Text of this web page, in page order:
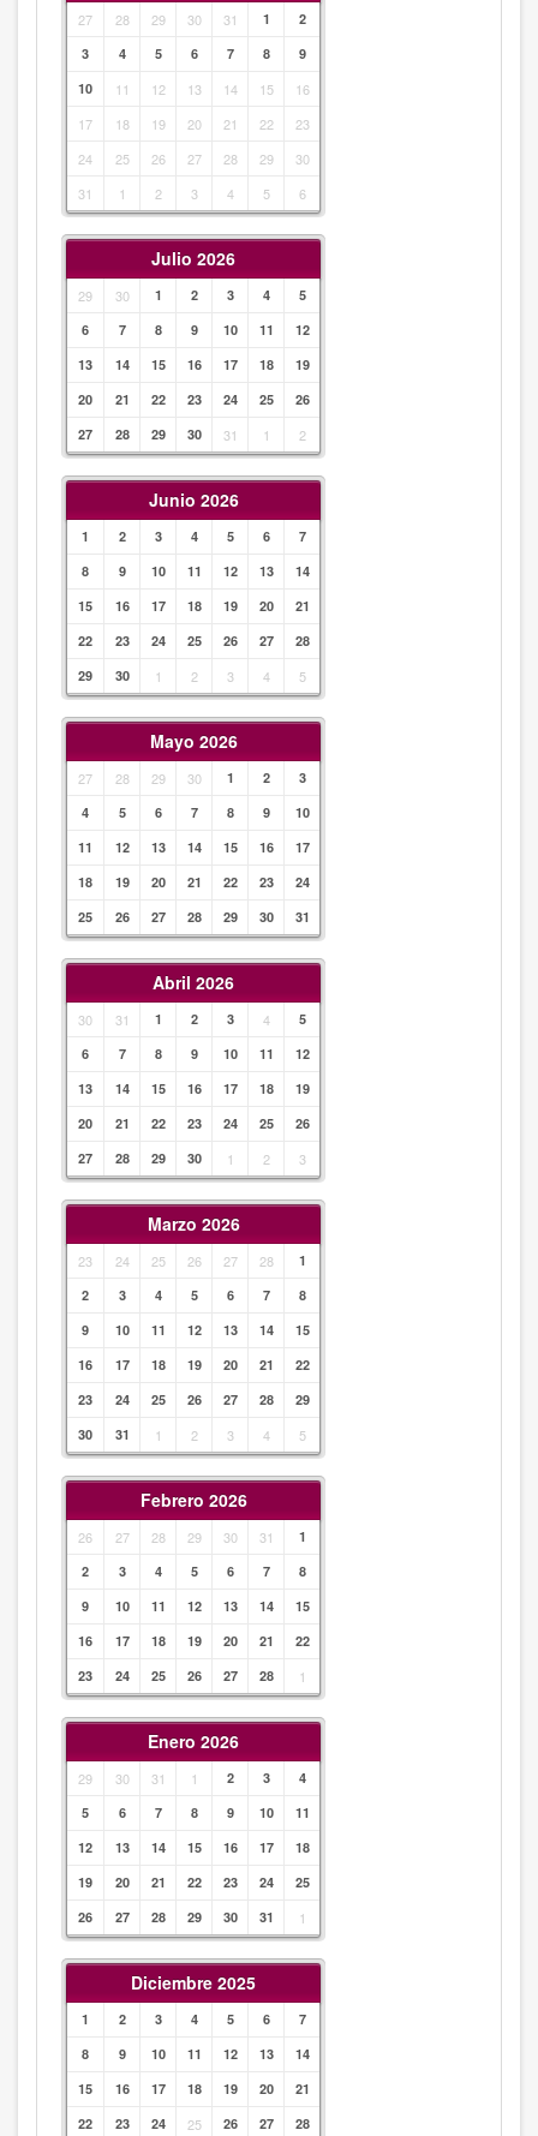
27 28 29 30 31 1
2
3
4 5 6 7 8
9
10
11 12 13 14 15
16
17
18 19 20 21 22
23
24
25 26 27 28 29
30
31
1 2 3 4 5 6
Julio 2026
29 30 1 2 3 4
5
6
7 8 9 10 11
12
13
14 15 16 17 18
19
20
21 22 23 24 25
26
27
28 29 30 31 1 2
Junio 2026
1 2 3 4 5 6
7
8
9 10 11 12 13
14
15
16 17 18 19 20
21
22
23 24 25 26 27
28
29
30 1 2 3 4 5
Mayo 2026
27 28 29 30 1 2
3
4
5 6 7 8 9
10
11
12 13 14 15 16
17
18
19 20 21 22 23
24
25
26 27 28 29 30 31
Abril 2026
30 31 1 2 3 4
5
6
7 8 9 10 11
12
13
14 15 16 17 18
19
20
21 22 23 24 25
26
27
28 29 30 1 2 3
Marzo 2026
23 24 25 26 27 28
1
2
3 4 5 6 7
8
9
10 11 12 13 14
15
16
17 18 19 20 21
22
23
24 25 26 27 28
29
30
31 1 2 3 4 5
Febrero 2026
26 27 28 29 30 31
1
2
3 4 5 6 7
8
9
10 11 12 13 14
15
16
17 18 19 20 21
22
23
24 25 26 27 28 1
Enero 2026
29 30 31 1 2 3
4
5
6 7 8 9 10
11
12
13 14 15 16 17
18
19
20 21 22 23 24
25
26
27 28 29 30 31 1
Diciembre 2025
1 2 3 4 5 6
7
8
9 10 11 12 13
14
15
16 17 18 19 20
21
22
23 24 25 26 27
28